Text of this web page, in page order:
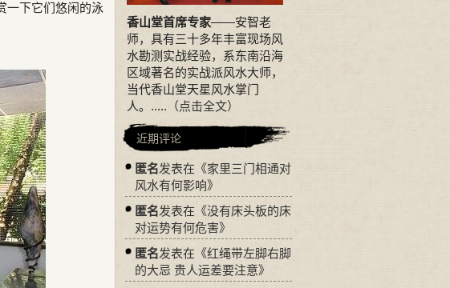
一下它们悠闲的泳
香山堂首席专家——安智老
师，具有三十多年丰富现场风
水勘测实战经验，系东南沿海
区域著名的实战派风水大师，
当代香山堂天星风水掌门
人。..... （点击全文）
近期评论
匿名发表在《家里三门相通对
风水有何影响》
匿名发表在《没有床头板的床
对运势有何危害》
匿名发表在《红绳带左脚右脚
的大忌 贵人运差要注意》